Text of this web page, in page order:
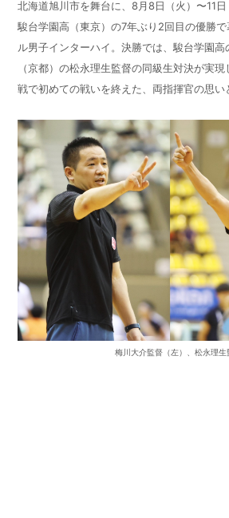
北海道旭川市を舞台に、8月8日（火）〜11
駿台学園高（東京）の7年ぶり 2回目の優勝
ル男子インターハイ。決勝では、駿台学園
（京都）の松永理生監督の同級生対決が実
戦で初めての戦いを終えた、両指揮官の思い
梅川大介監督（左）、松永理生